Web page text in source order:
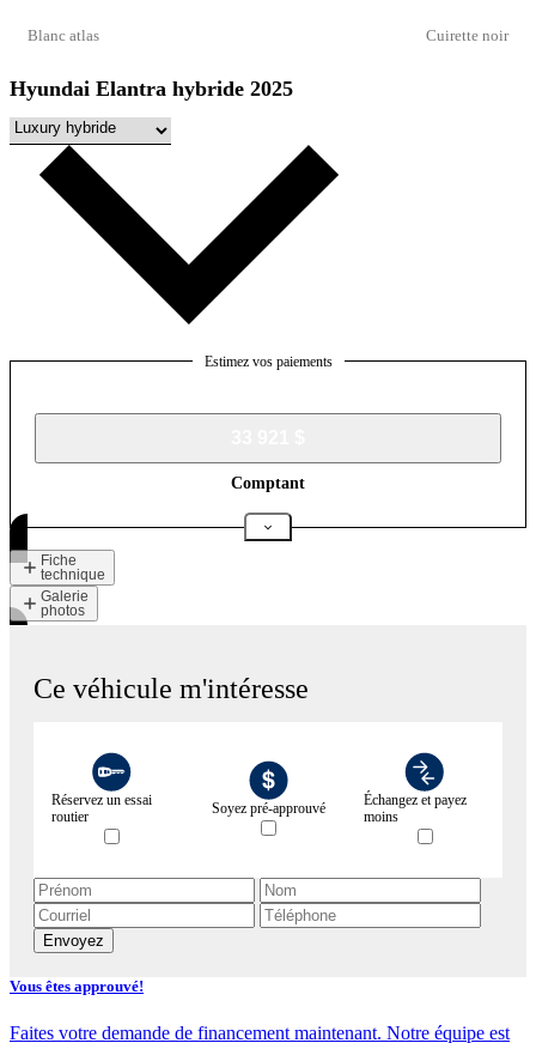
Blanc atlas Cuirette noir
Hyundai Elantra hybride 2025
Estimez vos paiements
Comptant
Fiche
technique
Galerie
photos
Ce véhicule m'intéresse
Réservez un essai
routier
Soyez pré-approuvé
Échangez et payez
moins
Envoyez
Vous êtes approuvé!
Faites votre demande de financement maintenant. Notre équipe est